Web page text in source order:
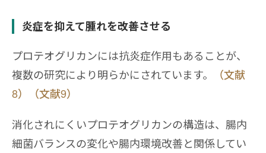
炎症を抑えて腫れを改善させる
プロテオグリカンには抗炎症作用もあることが、
複数の研究により明らかにされています。
（文献
8）
（文献9）
消化されにくいプロテオグリカンの構造は、腸内
細菌バランスの変化や腸内環境改善と関係してい